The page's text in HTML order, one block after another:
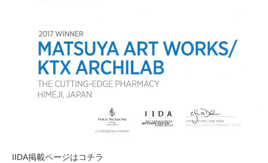
IIDA掲載ページはコチラ